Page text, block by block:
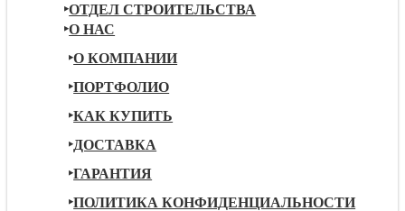
ОТДЕЛ СТРОИТЕЛЬСТВА
О НАС
О КОМПАНИИ
ПОРТФОЛИО
КАК КУПИТЬ
ДОСТАВКА
ГАРАНТИЯ
ПОЛИТИКА КОНФИДЕНЦИАЛЬНОСТИ